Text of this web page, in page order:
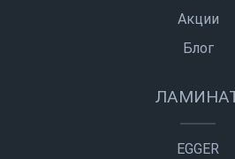
Акции
Блог
EGGER